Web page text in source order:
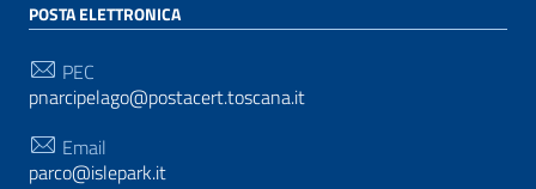
POSTA ELETTRONICA
PEC
pnarcipelago@postacert.toscana.it
Email
parco@islepark.it